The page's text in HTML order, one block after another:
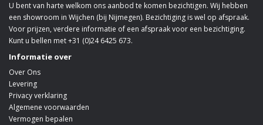
U bent van harte welkom ons aanbod te komen bezichtigen. Wij hebben
een showroom in Wijchen (bij Nijmegen). Bezichtiging is wel op afspraak.
Voor prijzen, verdere informatie of een afspraak voor een bezichtiging.
Kunt u bellen met +31 (0)24 6425 673.
Informatie over
Over Ons
Levering
Privacy verklaring
Algemene voorwaarden
Vermogen bepalen